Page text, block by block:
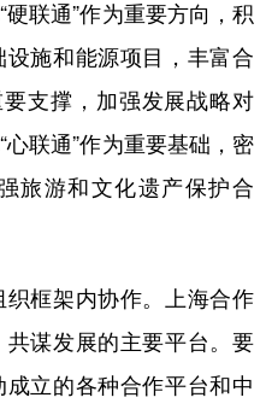
联通”作为重要方向，积
施和能源项目，丰富合
支撑，加强发展战略对
联通”作为重要基础，密
旅游和文化遗产保护合
框架内协作。上海合作
谋发展的主要平台。要
立的各种合作平台和中